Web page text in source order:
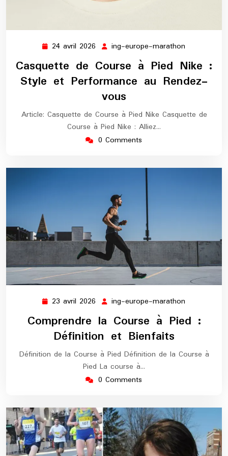
24 avril 2026 24
avril
2026
ing-europe-marathon
europe-
marathon
Casquette de Course à Pied Nike :
Style et Performance au Rendez-
vous
Article: Casquette de Course à Pied Nike Casquette de
Course à Pied Nike : Alliez…
0 Comments
23 avril 2026 23
avril
2026
ing-europe-marathon
europe-
marathon
Comprendre la Course à Pied :
Définition et Bienfaits
Définition de la Course à Pied Définition de la Course à
Pied La course à…
0 Comments